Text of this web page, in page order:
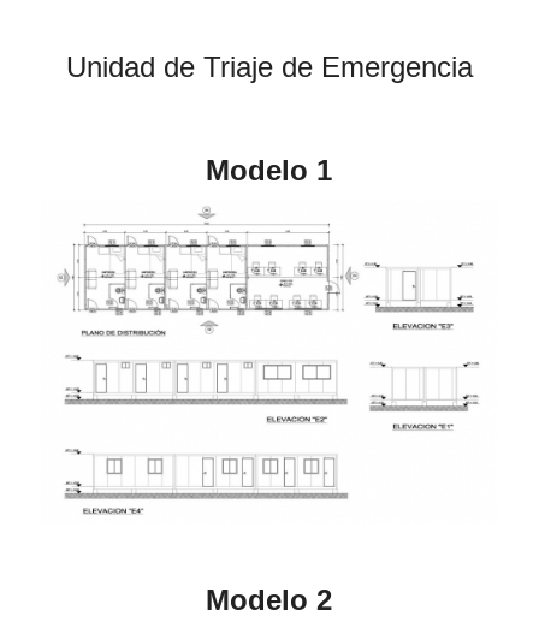
Unidad de Triaje de Emergencia
Modelo 1
Modelo 2